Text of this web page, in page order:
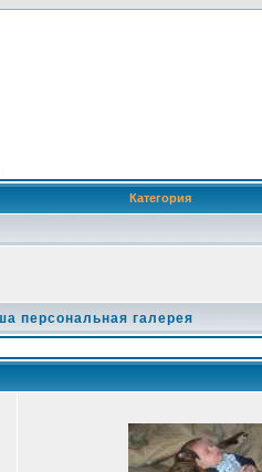
Категория
персональная галерея